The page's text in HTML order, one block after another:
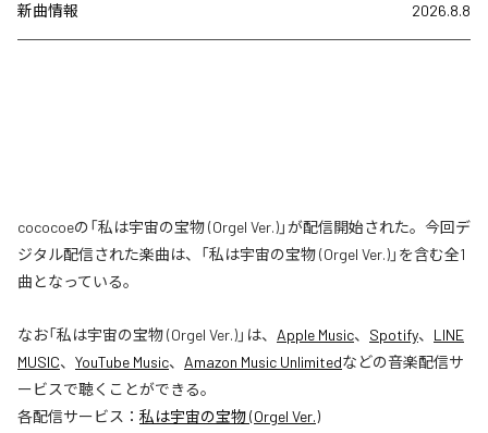
新曲情報 2026.8.8
cococoeの「私は宇宙の宝物 (Orgel Ver.)」が配信開始された。今回デ
ジタル配信された楽曲は、「私は宇宙の宝物 (Orgel Ver.)」を含む全1
曲となっている。
なお「私は宇宙の宝物 (Orgel Ver.)」は、 Apple Music、 Spotify、 LINE
MUSIC、 YouTube Music、 Amazon Music Unlimitedなどの音楽配信サ
ービスで聴くことができる。
各配信サービス： 私は宇宙の宝物 (Orgel Ver.)